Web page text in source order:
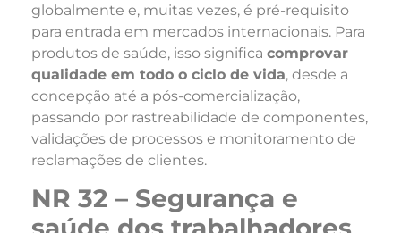
globalmente e, muitas vezes, é pré-requisito
para entrada em mercados internacionais. Para
produtos de saúde, isso significa comprovar
qualidade em todo o ciclo de vida, desde a
concepção até a pós-comercialização,
passando por rastreabilidade de componentes,
validações de processos e monitoramento de
reclamações de clientes.
NR 32 – Segurança e